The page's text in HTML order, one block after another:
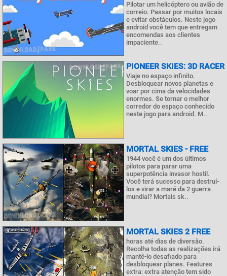
Pilotar um helicóptero ou avião de
correio. Passar por muitos locais
e evitar obstáculos. Neste jogo
android você tem que entregam
encomendas aos clientes
impaciente..
PIONEER SKIES: 3D RACER
Viaje no espaço infinito.
Desbloquear novos planetas e
voar por cima da velocidades
enormes. Se tornar o melhor
corredor do espaço conhecido
neste jogo para android. M..
MORTAL SKIES - FREE
1944 você é um dos últimos
pilotos para parar uma
superpotência invasor hostil.
Você terá sucesso para destruí-
los e virar a maré da 2 guerra
mundial? Mortais sk..
MORTAL SKIES 2 FREE
horas até dias de diversão.
Recolha todas as realizações irá
mantê-lo desafiado para
desbloquear planes. Features
extra: extra atenção tem sido